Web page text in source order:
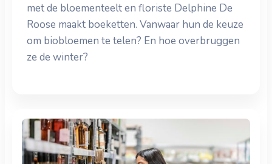
met de bloementeelt en floriste Delphine De
Roose maakt boeketten. Vanwaar hun de keuze
om biobloemen te telen? En hoe overbruggen
ze de winter?